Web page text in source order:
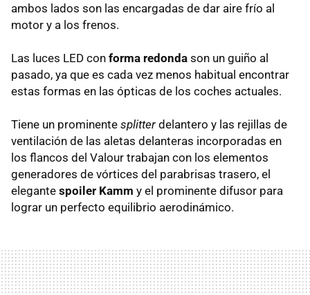
ambos lados son las encargadas de dar aire frío al
motor y a los frenos.
Las luces LED con forma redonda son un guiño al
pasado, ya que es cada vez menos habitual encontrar
estas formas en las ópticas de los coches actuales.
Tiene un prominente splitter delantero y las rejillas de
ventilación de las aletas delanteras incorporadas en
los flancos del Valour trabajan con los elementos
generadores de vórtices del parabrisas trasero, el
elegante spoiler Kamm y el prominente difusor para
lograr un perfecto equilibrio aerodinámico.